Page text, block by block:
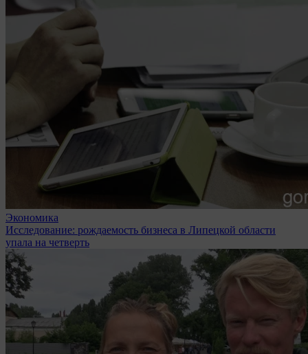
Экономика
Исследование: рождаемость бизнеса в Липецкой области
упала на четверть